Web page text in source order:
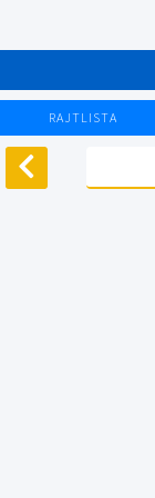
RAJTLISTA